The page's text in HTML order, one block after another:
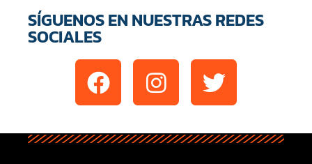
SÍGUENOS EN NUESTRAS REDES
SOCIALES